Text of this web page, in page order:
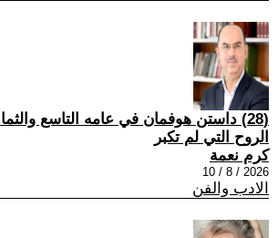
(28) داستن هوفمان في عامه التاسع
الروح التي لم تكبر
كرم نعمة
2026 / 8 / 10
الادب والفن